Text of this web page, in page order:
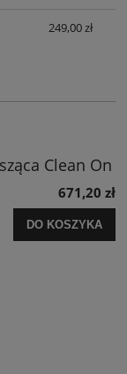
249,00 zł
Clean On
671,20 zł
DO KOSZYKA